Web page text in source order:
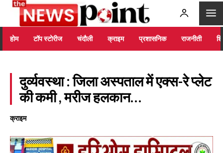
होम टॉप स्टोरीज चंदौली क्राइम प्रशासनिक राजनीती
दुर्व्यवस्था : जिला अस्पताल में एक्स-रे प्लेट
की कमी , मरीज हलकान…
क्राइम